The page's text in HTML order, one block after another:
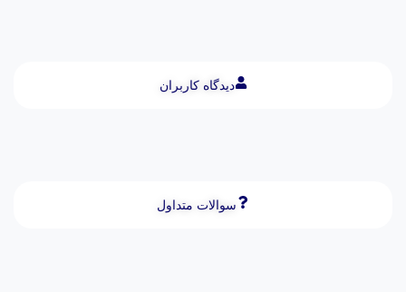
دیدگاه کاربران
سوالات متداول